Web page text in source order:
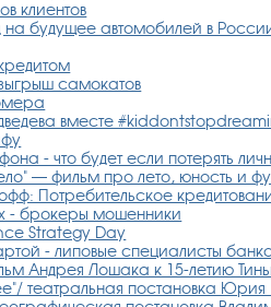
клиентов
на будущее автомобилей в
самокатов
вместе
- что будет если потерять
— фильм про лето, юность и
Потребительское
- брокеры мошенники
Strategy Day
- липовые специалисты
Андрея Лошака к 15-летию
театральная постановка Юрия